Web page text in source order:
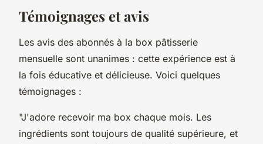
Témoignages et avis
Les avis des abonnés à la box pâtisserie
mensuelle sont unanimes : cette expérience est à
la fois éducative et délicieuse. Voici quelques
témoignages :
"J'adore recevoir ma box chaque mois. Les
ingrédients sont toujours de qualité supérieure, et